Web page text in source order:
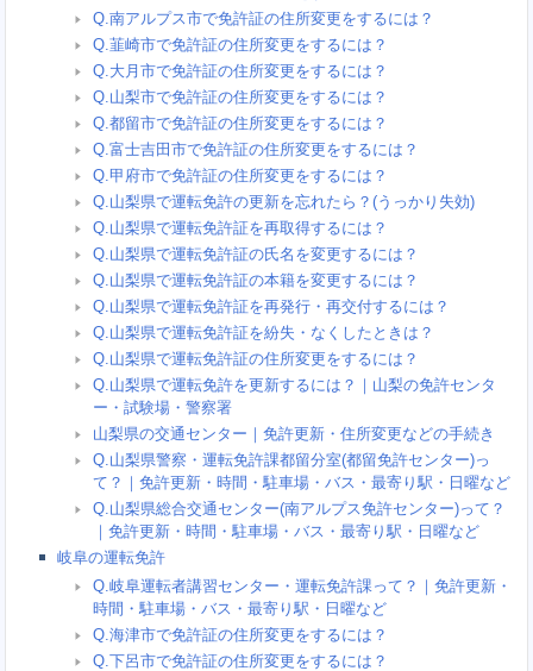
Q.南アルプス市で免許証の住所変更をするには？
Q.韮崎市で免許証の住所変更をするには？
Q.大月市で免許証の住所変更をするには？
Q.山梨市で免許証の住所変更をするには？
Q.都留市で免許証の住所変更をするには？
Q.富士吉田市で免許証の住所変更をするには？
Q.甲府市で免許証の住所変更をするには？
Q.山梨県で運転免許の更新を忘れたら？(うっかり失効)
Q.山梨県で運転免許証を再取得するには？
Q.山梨県で運転免許証の氏名を変更するには？
Q.山梨県で運転免許証の本籍を変更するには？
Q.山梨県で運転免許証を再発行・再交付するには？
Q.山梨県で運転免許証を紛失・なくしたときは？
Q.山梨県で運転免許証の住所変更をするには？
Q.山梨県で運転免許を更新するには？｜山梨の免許センタ
ー・試験場・警察署
山梨県の交通センター｜免許更新・住所変更などの手続き
Q.山梨県警察・運転免許課都留分室(都留免許センター)っ
て？｜免許更新・時間・駐車場・バス・最寄り駅・日曜など
Q.山梨県総合交通センター(南アルプス免許センター)って？
｜免許更新・時間・駐車場・バス・最寄り駅・日曜など
岐阜の運転免許
Q.岐阜運転者講習センター・運転免許課って？｜免許更新・
時間・駐車場・バス・最寄り駅・日曜など
Q.海津市で免許証の住所変更をするには？
Q.下呂市で免許証の住所変更をするには？